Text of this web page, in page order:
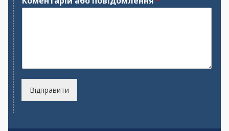
е
Відправити